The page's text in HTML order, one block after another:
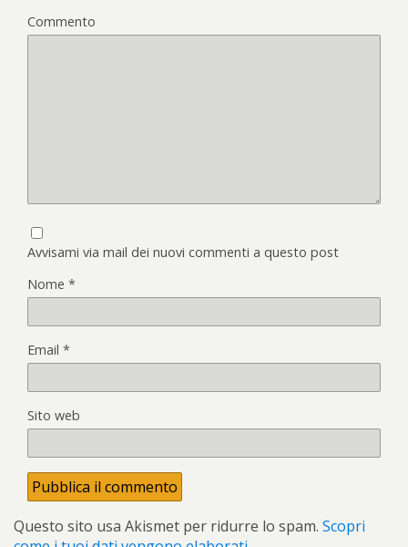
Commento
Avvisami via mail dei nuovi commenti a questo post
Nome *
Email *
Sito web
Questo sito usa Akismet per ridurre lo spam. Scopri